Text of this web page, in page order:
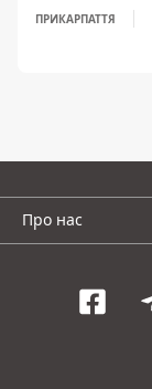
ПРИКАРПАТТЯ
Про нас